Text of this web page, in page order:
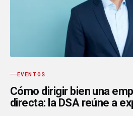
EVENTOS
Cómo dirigir bien una
directa: la DSA reúne a